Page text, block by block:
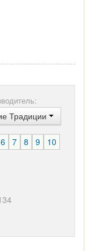
Традиции
6 7 8 9
10